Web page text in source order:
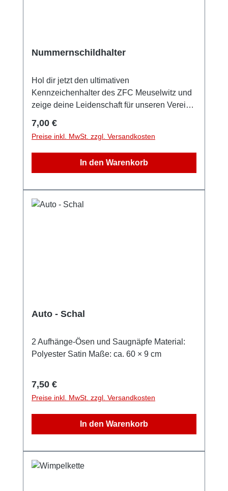
Nummernschildhalter
Hol dir jetzt den ultimativen
Kennzeichenhalter des ZFC Meuselwitz und
zeige deine Leidenschaft für unseren Verein
ihre Unterstützung auf der Straße zeigen
wollen.Dein Auto – dein Verein!„Zipsendorfer
Fussballclub e.V.“-Schriftzugfür alle gängigen
Kfz-Kennzeichen im Standard-Format
mmDieser Artikel wird nicht im 2er-Set
verkauft!
Regulärer Preis:
7,00 €
Preise inkl. MwSt. zzgl. Versandkosten
In den Warenkorb
Auto - Schal
2 Aufhänge-Ösen und Saugnäpfe Material:
Polyester Satin Maße: ca. 60 × 9 cm
Regulärer Preis:
7,50 €
Preise inkl. MwSt. zzgl. Versandkosten
In den Warenkorb